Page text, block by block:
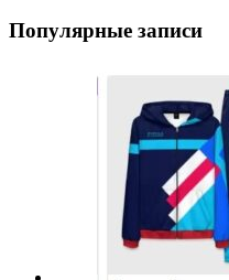
Популярные записи